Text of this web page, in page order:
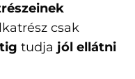
csak
tudja jól ellátni